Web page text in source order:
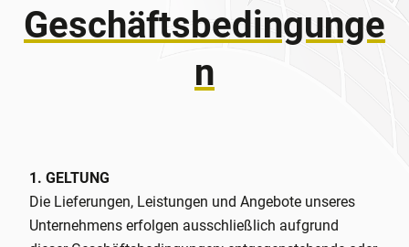
Geschäftsbedingunge
n
1. GELTUNG
Die Lieferungen, Leistungen und Angebote unseres
Unternehmens erfolgen ausschließlich aufgrund